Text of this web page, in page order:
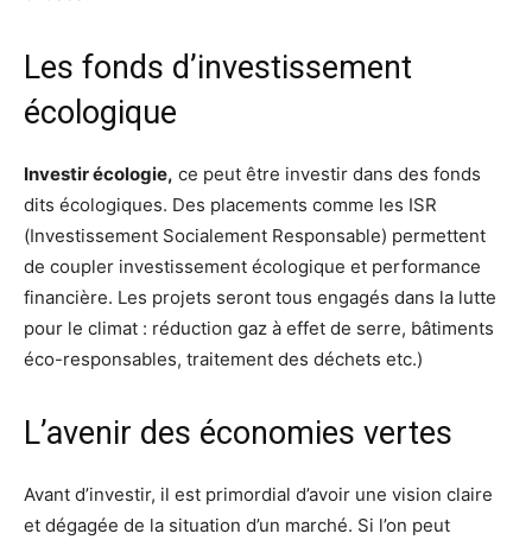
Les fonds d’investissement
écologique
Investir écologie, ce peut être investir dans des fonds
dits écologiques. Des placements comme les ISR
(Investissement Socialement Responsable) permettent
de coupler investissement écologique et performance
financière. Les projets seront tous engagés dans la lutte
pour le climat : réduction gaz à effet de serre, bâtiments
éco-responsables, traitement des déchets etc.)
L’avenir des économies vertes
Avant d’investir, il est primordial d’avoir une vision claire
et dégagée de la situation d’un marché. Si l’on peut